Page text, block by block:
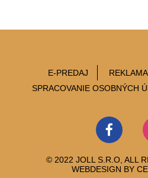
E-PREDAJ
SPRACOVANIE OSOBNÝCH
© 2022 JOLL S.R.O, ALL
WEBDESIGN BY